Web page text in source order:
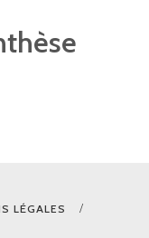
LÉGALES